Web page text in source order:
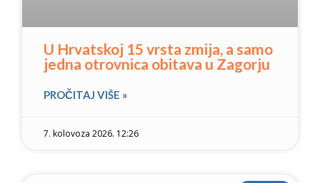
U Hrvatskoj 15 vrsta zmija, a samo
jedna otrovnica obitava u Zagorju
PROČITAJ VIŠE »
7. kolovoza 2026. 12:26